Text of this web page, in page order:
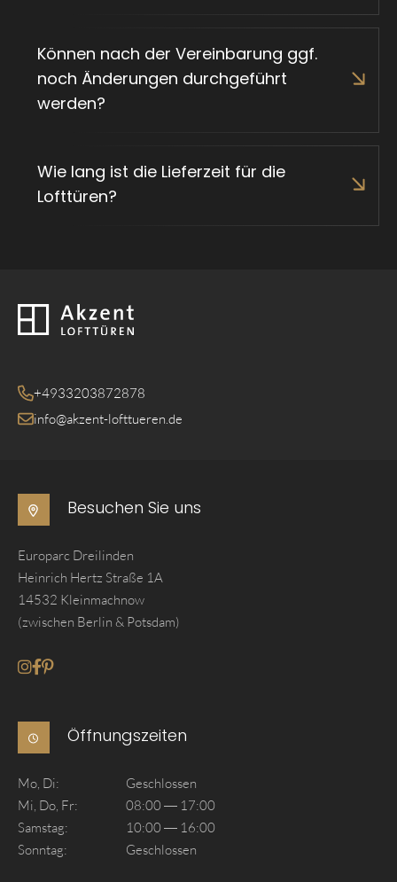
Können nach der Vereinbarung ggf.
noch Änderungen durchgeführt
werden?
Wie lang ist die Lieferzeit für die
Lofttüren?
Zurück zur Startseite
+4933203872878
info@akzent-lofttueren.de
Besuchen Sie uns
Europarc Dreilinden
Heinrich Hertz Straße 1A
14532 Kleinmachnow
(zwischen Berlin & Potsdam)
Gehe zum Instagram seite von Akzent Lofttueren
Gehe zum Facebook seite von Akzent Lofttueren
Gehe zum Pinterest seite von Akzent Lofttueren
Öffnungszeiten
Mo, Di:
Geschlossen
Mi, Do, Fr:
08:00 — 17:00
Samstag:
10:00 — 16:00
Sonntag:
Geschlossen